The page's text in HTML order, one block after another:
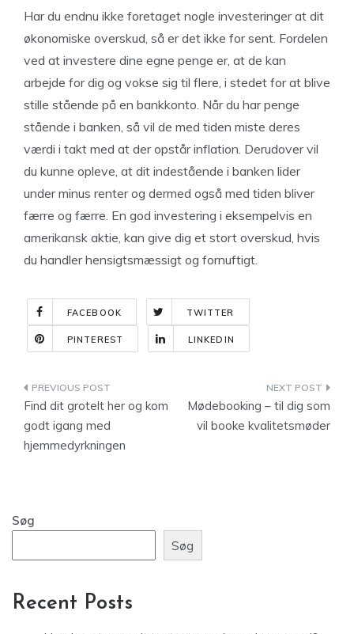
Har du endnu ikke foretaget nogle investeringer at dit
økonomiske overskud, så er det ikke for sent. Fordelen
ved at investere dine egne penge er, at de kan
arbejde for dig og vokse sig til flere, i stedet for at blive
stille stående på en bankkonto. Når du har penge
stående i banken, så vil de med tiden miste deres
værdi i takt med at der opstår inflation. Derudover vil
du kunne opleve, at dit indestående i banken lider
under minus renter og dermed også med tiden bliver
færre og færre. En god investering i eksempelvis en
amerikansk aktie, kan give dig et stort overskud, hvis
du handler hensigtsmæssigt og fornuftigt.
FACEBOOK TWITTER
PINTEREST LINKEDIN
Indlægsnavigation
Find dit grotelt her og kom
godt igang med
hjemmedyrkningen
Mødebooking – til dig som
vil booke kvalitetsmøder
Søg
Søg
Recent Posts